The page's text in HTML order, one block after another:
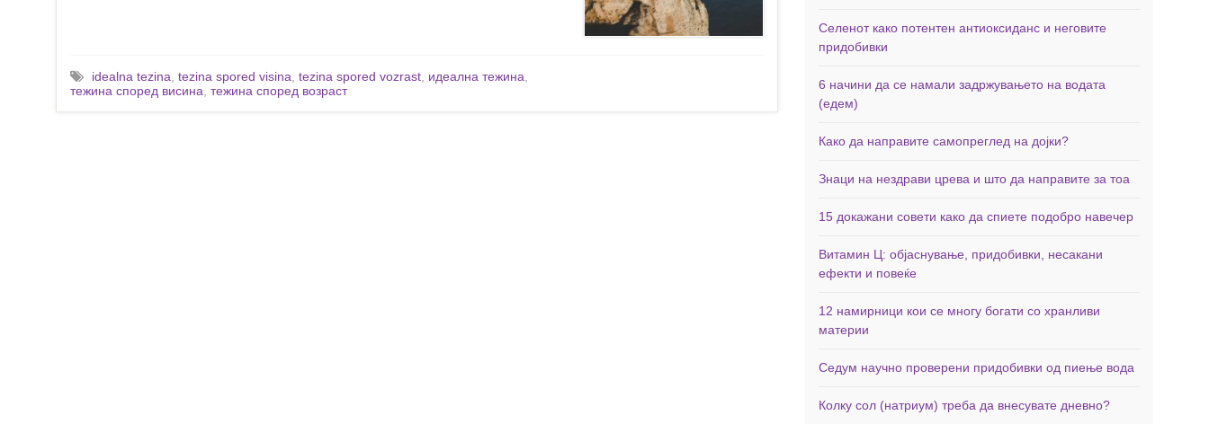
idealna tezina tezina spored visina tezina spored vozrast идеална тежина
тежина според висина тежина според возраст
Селенот како потентен антиоксиданс и неговите
придобивки
6 начини да се намали задржувањето на водата
(едем)
Како да направите самопреглед на дојки?
Знаци на нездрави црева и што да направите за тоа
15 докажани совети како да спиете подобро навечер
Витамин Ц: објаснување, придобивки, несакани
ефекти и повеќе
12 намирници кои се многу богати со хранливи
материи
Седум научно проверени придобивки од пиење вода
Колку сол (натриум) треба да внесувате дневно?